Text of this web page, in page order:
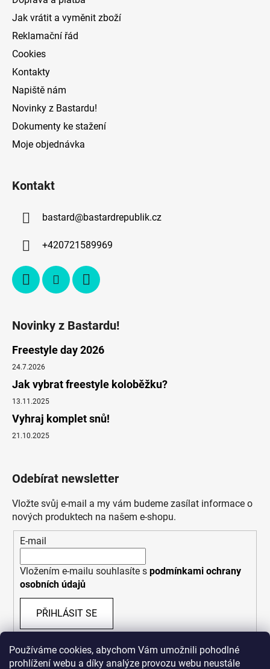
Používáme cookies, abychom Vám umožnili pohodlné
prohlížení webu a díky analýze provozu webu neustále
Jak vrátit a vyměnit zboží
Reklamační řád
Cookies
Kontakty
Napiště nám
Novinky z Bastardu!
Dokumenty ke stažení
Moje objednávka
Kontakt
bastard@bastardrepublik.cz
+420721589969
Novinky z Bastardu!
Freestyle day 2026
24.7.2026
Jak vybrat freestyle koloběžku?
13.11.2025
Vyhraj komplet snů!
21.10.2025
Odebírat newsletter
Vložte svůj e-mail a my vám budeme zasílat informace o
nových produktech na našem e-shopu.
E-mail
Vložením e-mailu souhlasíte s podmínkami ochrany
osobních údajů
PŘIHLÁSIT SE